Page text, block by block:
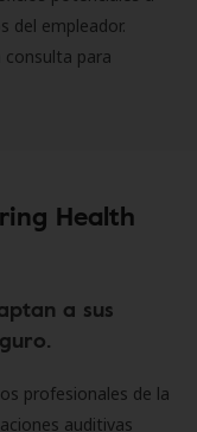
del empleador.
consulta para
Health
a sus
profesionales de la
auditivas